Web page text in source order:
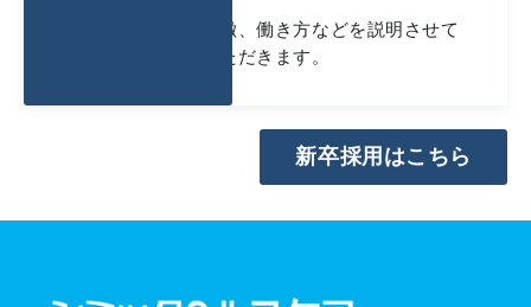
当社の概要や、特徴、働き方などを説明させて
いただきます。
新卒採用はこちら